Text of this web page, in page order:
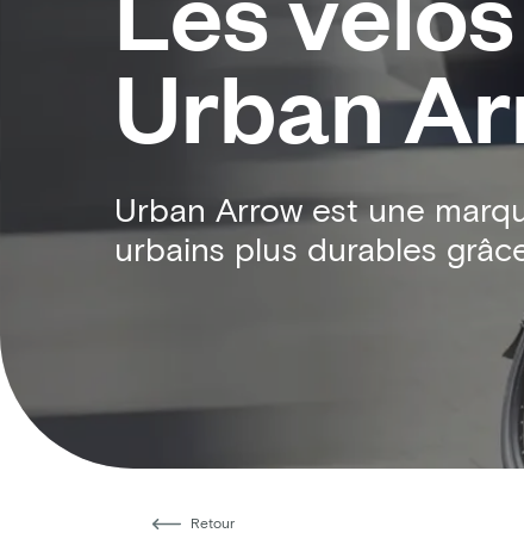
Urban
Urban Arrow est une
urbains plus durables
Retour